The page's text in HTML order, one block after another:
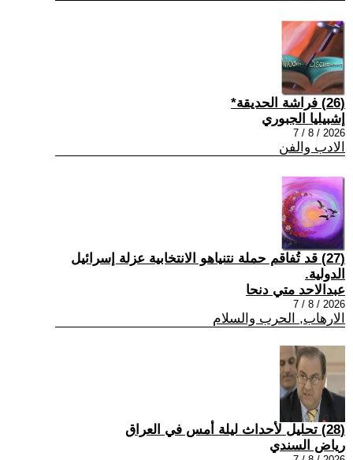
(26) فراشة الحديقة*
إشبيليا الجبوري
2026 / 8 / 7
الادب والفن
(27) قد تُفاقم حملة نتنياهو الانتخابية عزلة إسرائيل
الدولية.
عبدالاحد متي دنحا
2026 / 8 / 7
الارهاب, الحرب والسلام
(28) تحليل لأحداث ليلة أمس في العراق
رياض السندي